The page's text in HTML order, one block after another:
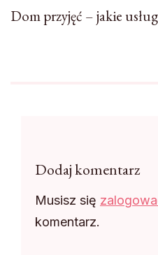
Dom przyjęć – jakie
Dodaj komentarz
Musisz się
komentarz.